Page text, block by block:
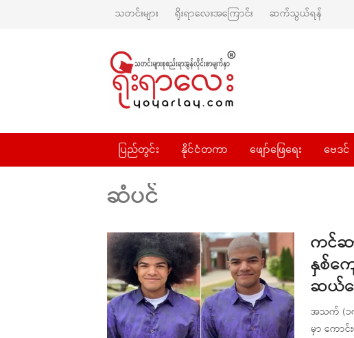
သတင်းများ ရိုးရာလေးအကြောင်း ဆက်သွယ်ရန်
ပြည်တွင်း နိုင်ငံတကာ ဖျော်ဖြေရေး ဗေဒင်
ဆံပင်
ကင်ဆ
နှစ်က
ဆယ်
အသက် (၁
မှာ ကော